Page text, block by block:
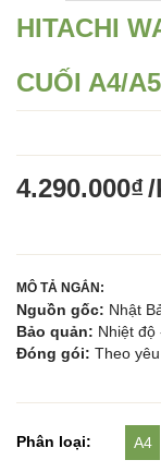
HITACHI
CUỐI A4/
4.290.000₫/
MÔ TẢ NGẮN:
Nguồn gốc: Nhật
Bảo quản: Nhiệt độ
Đóng gói: Theo
Phân loại: A4